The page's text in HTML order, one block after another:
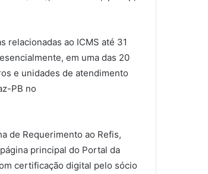
relacionadas ao ICMS até 31
em uma das 20
e unidades de atendimento
PB no
de Requerimento ao Refis,
principal do Portal da
certificação digital pelo sócio